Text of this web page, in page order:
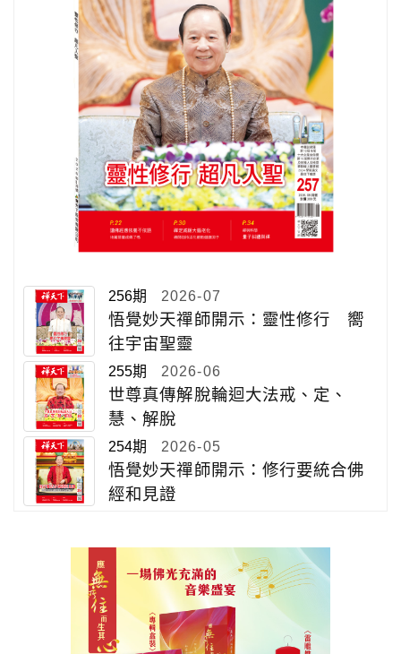
256期 2026-07
悟覺妙天禪師開示：靈性修行 嚮
往宇宙聖靈
255期 2026-06
世尊真傳解脫輪迴大法戒、定、
慧、解脫
254期 2026-05
悟覺妙天禪師開示：修行要統合佛
經和見證